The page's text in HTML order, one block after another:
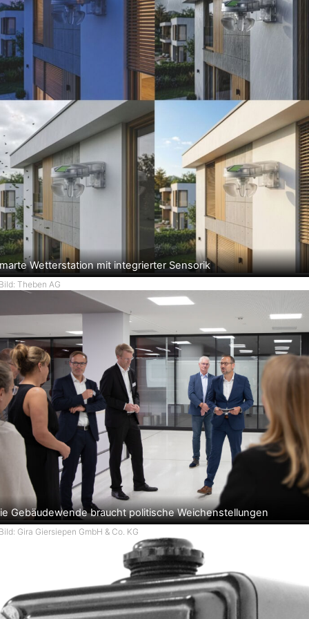
Wetterstation mit integrierter Sensorik
Theben AG
Gebäudewende braucht politische Weichenstellungen
Gira Giersiepen GmbH & Co. KG